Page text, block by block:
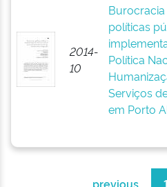
2014-
10
Burocracia
políticas
Política
Serviços
em Porto
previous